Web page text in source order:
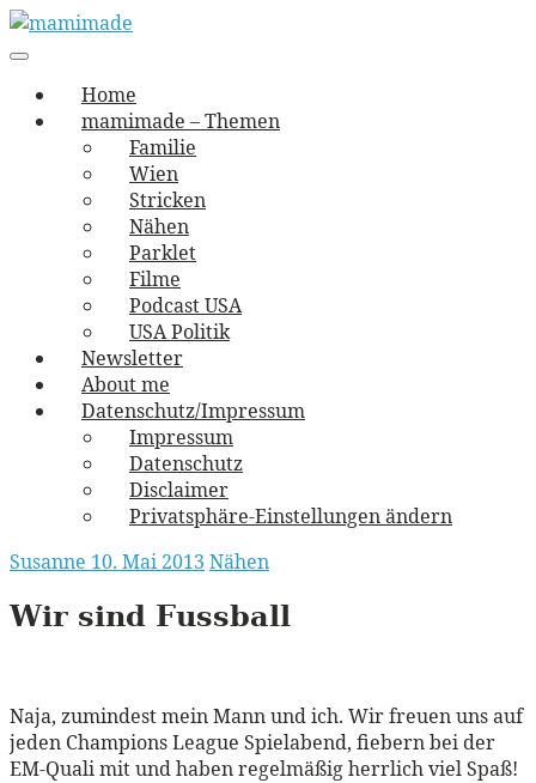
Skip
to
mamimade
vernäht und zugetextet
navigation
Menu
Home
mamimade – Themen
Familie
Wien
Stricken
Nähen
Parklet
Filme
Podcast USA
USA Politik
Newsletter
About me
Datenschutz/Impressum
Impressum
Datenschutz
Disclaimer
Privatsphäre-Einstellungen ändern
Susanne 10. Mai 2013 Nähen
Wir sind Fussball
Naja, zumindest mein Mann und ich. Wir freuen uns auf
jeden Champions League Spielabend, fiebern bei der
EM-Quali mit und haben regelmäßig herrlich viel Spaß!